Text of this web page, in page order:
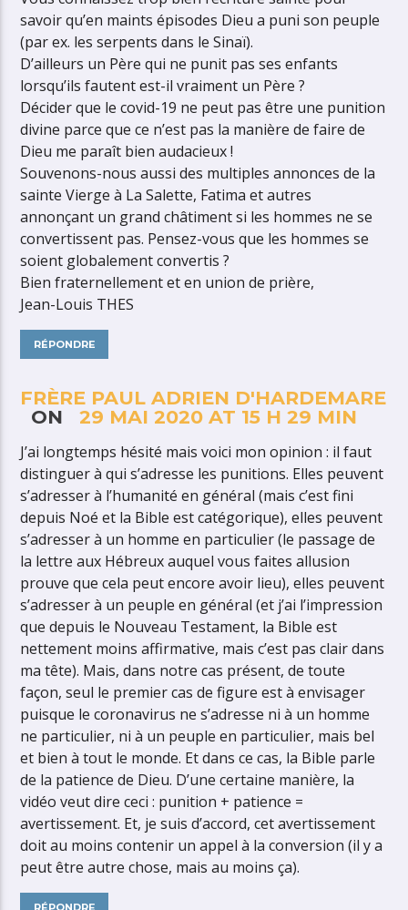
savoir qu’en maints épisodes Dieu a puni son peuple
(par ex. les serpents dans le Sinaï).
D’ailleurs un Père qui ne punit pas ses enfants
lorsqu’ils fautent est-il vraiment un Père ?
Décider que le covid-19 ne peut pas être une punition
divine parce que ce n’est pas la manière de faire de
Dieu me paraît bien audacieux !
Souvenons-nous aussi des multiples annonces de la
sainte Vierge à La Salette, Fatima et autres
annonçant un grand châtiment si les hommes ne se
convertissent pas. Pensez-vous que les hommes se
soient globalement convertis ?
Bien fraternellement et en union de prière,
Jean-Louis THES
RÉPONDRE
FRÈRE PAUL ADRIEN D'HARDEMARE
ON29 MAI 2020 AT 15 H 29 MIN
J’ai longtemps hésité mais voici mon opinion : il faut
distinguer à qui s’adresse les punitions. Elles peuvent
s’adresser à l’humanité en général (mais c’est fini
depuis Noé et la Bible est catégorique), elles peuvent
s’adresser à un homme en particulier (le passage de
la lettre aux Hébreux auquel vous faites allusion
prouve que cela peut encore avoir lieu), elles peuvent
s’adresser à un peuple en général (et j’ai l’impression
que depuis le Nouveau Testament, la Bible est
nettement moins affirmative, mais c’est pas clair dans
ma tête). Mais, dans notre cas présent, de toute
façon, seul le premier cas de figure est à envisager
puisque le coronavirus ne s’adresse ni à un homme
ne particulier, ni à un peuple en particulier, mais bel
et bien à tout le monde. Et dans ce cas, la Bible parle
de la patience de Dieu. D’une certaine manière, la
vidéo veut dire ceci : punition + patience =
avertissement. Et, je suis d’accord, cet avertissement
doit au moins contenir un appel à la conversion (il y a
peut être autre chose, mais au moins ça).